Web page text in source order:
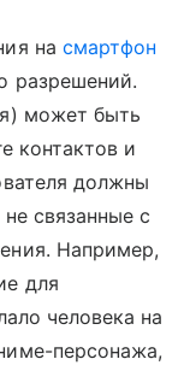
на смартфон
разрешений.
может быть
контактов и
должны
связанные с
Например,
для
человека на
персонажа,